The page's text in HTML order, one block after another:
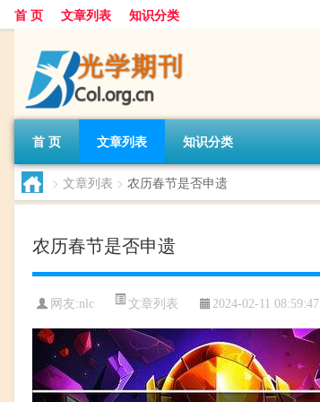
首 页 文章列表 知识分类
首 页 文章列表 知识分类
> 文章列表 > 农历春节是否申遗
农历春节是否申遗
网友:nlc 文章列表 2024-02-11 08:59:47